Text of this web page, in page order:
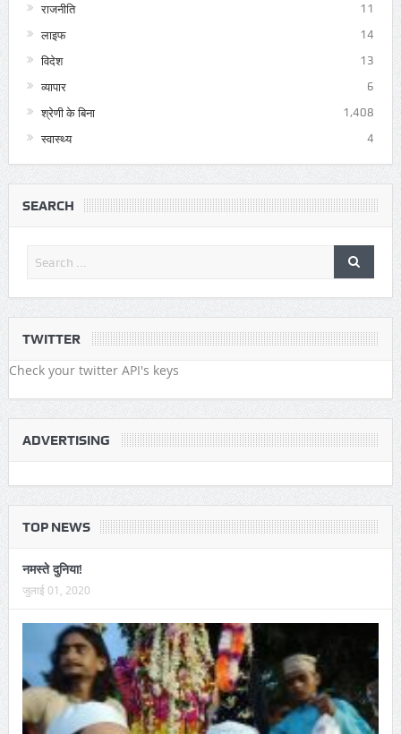
राजनीति 11
लाइफ 14
विदेश 13
व्यापार 6
श्रेणी के बिना 1,408
स्वास्थ्य 4
SEARCH
TWITTER
Check your twitter API's keys
ADVERTISING
TOP NEWS
नमस्ते दुनिया!
जुलाई 01, 2020